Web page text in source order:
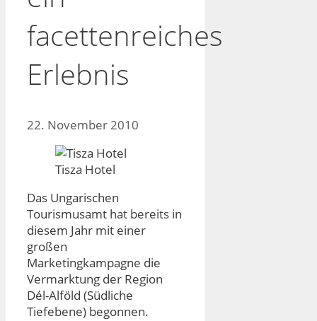
facettenreiches
Erlebnis
22. November 2010
Tisza Hotel
Das Ungarischen
Tourismusamt hat bereits in
diesem Jahr mit einer
großen
Marketingkampagne die
Vermarktung der Region
Dél-Alföld (Südliche
Tiefebene) begonnen.